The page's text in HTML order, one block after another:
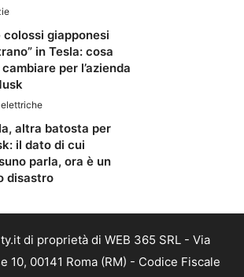
colossi giapponesi
in Tesla: cosa
per l’azienda
altra batosta per
il dato di cui
parla, ora è un
disastro
di proprietà di WEB 365 SRL - Via
10, 00141 Roma (RM) - Codice Fiscale